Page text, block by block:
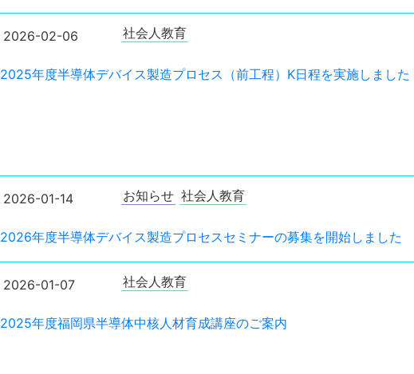
2026-02-06 社会人教育
2025年度半導体デバイス製造プロセス（前工程）K日程を実施しました
2026-01-14 お知らせ 社会人教育
2026年度半導体デバイス製造プロセスセミナーの募集を開始しました
2026-01-07 社会人教育
2025年度福岡県半導体中核人材育成講座のご案内